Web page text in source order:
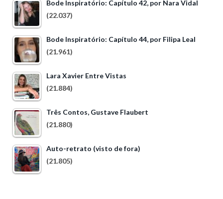
Bode Inspiratório: Capítulo 42, por Nara Vidal
(22.037)
Bode Inspiratório: Capítulo 44, por Filipa Leal
(21.961)
Lara Xavier Entre Vistas
(21.884)
Três Contos, Gustave Flaubert
(21.880)
Auto-retrato (visto de fora)
(21.805)